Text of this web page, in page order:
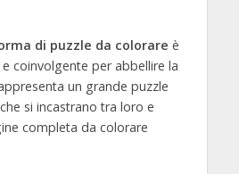
di puzzle da colorare è
e coinvolgente per abbellire la
un grande puzzle
si incastrano tra loro e
completa da colorare